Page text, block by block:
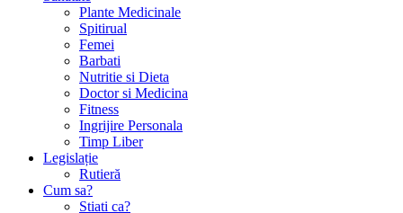
Plante Medicinale
Spitirual
Femei
Barbati
Nutritie si Dieta
Doctor si Medicina
Fitness
Ingrijire Personala
Timp Liber
Legislație
Rutieră
Cum sa?
Stiati ca?